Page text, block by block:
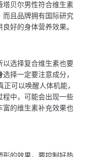
塔贝尔男性符合维生素
而且品牌拥有国际研究
好的身体营养效果。
以选择复合维生素也要
选择一定要注意成分，
可以唤醒人体机能，
程中，可能会出现一些
富的维生素补充效果也